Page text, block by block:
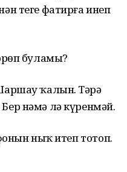
теге фатирға инеп
буламы?
ҡалын. Тәҙрә
нәмә лә күренмәй.
ныҡ итеп тотоп.